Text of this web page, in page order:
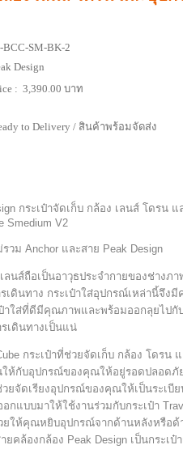
BCC-SM-BK-2
Design
: 3,390.00 บาท
to Delivery / สินค้าพร้อมจัดส่ง
กระเป๋าจัดเก็บ กล้อง เลนส์ โดรน
Smedium V2
วม Anchor และสาย Peak Design
ลนส์ถือเป็นอาวุธประจำกายของช่างภ
เดินทาง กระเป๋าใส่อุปกรณ์เหล่านี้จึง
าใส่ที่ดีมีคุณภาพและพร้อมออกลุยไป
เดินทางเป็นแน่
กระเป๋าที่ช่วยจัดเก็บ กล้อง โดรน
ห้กับอุปกรณ์ของคุณให้อยู่รอดปลอดภั
ยจัดเรียงอุปกรณ์ของคุณให้เป็นระเบี
กแบบมาให้ใช้งานร่วมกับกระเป๋า
ยให้คุณหยิบอุปกรณ์จากด้านหลังหรือด้
ยคล้องกล้อง Peak Design เป็นกระเ